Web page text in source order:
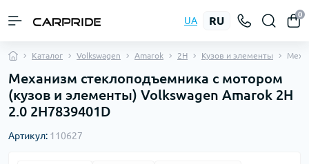
UA RU
0
Каталог Volkswagen Amarok 2H Кузов и элементы
Механизм стеклоподъемника с мотором
(кузов и элементы) Volkswagen Amarok 2H
2.0 2H7839401D
Артикул: 110627